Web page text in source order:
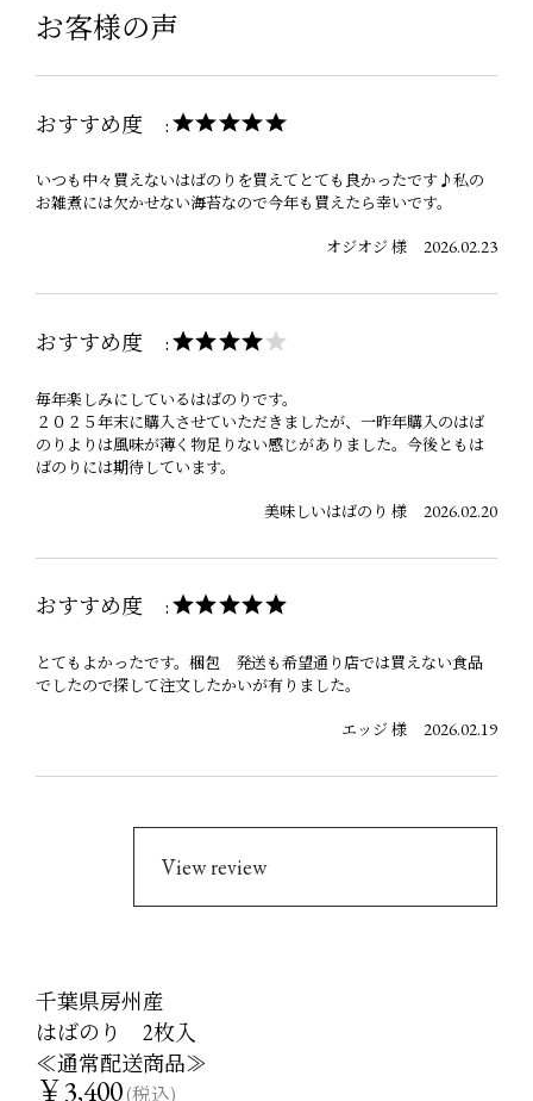
お客様の声
おすすめ度 :
いつも中々買えないはばのりを買えてとても良かったです♪私の
お雑煮には欠かせない海苔なので今年も買えたら幸いです。
オジオジ 様 2026.02.23
おすすめ度 :
毎年楽しみにしているはばのりです。
２０２５年末に購入させていただきましたが、一昨年購入のはば
のりよりは風味が薄く物足りない感じがありました。今後ともは
ばのりには期待しています。
美味しいはばのり 様 2026.02.20
おすすめ度 :
とてもよかったです。梱包 発送も希望通り店では買えない食品
でしたので探して注文したかいが有りました。
エッジ 様 2026.02.19
View review
千葉県房州産
はばのり 2枚入
≪通常配送商品≫
￥3,400(税込)